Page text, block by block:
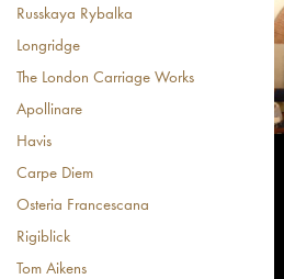
Russkaya Rybalka
Longridge
The London Carriage Works
Apollinare
Havis
Carpe Diem
Osteria Francescana
Rigiblick
Tom Aikens